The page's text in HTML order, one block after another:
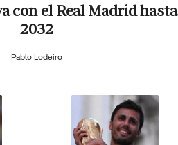
con el Real Madrid hasta
2032
Pablo Lodeiro